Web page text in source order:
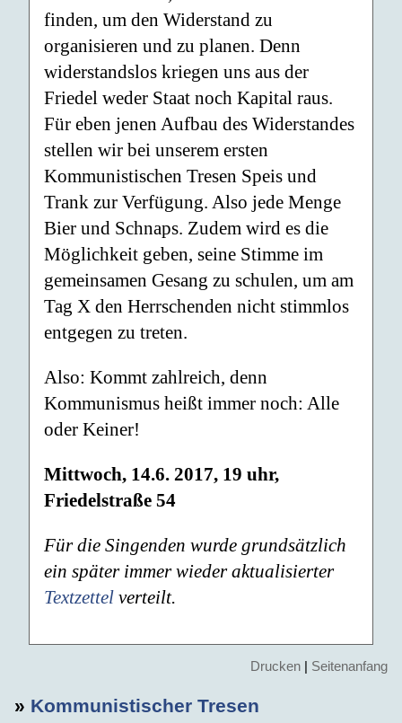
finden, um den Widerstand zu
organisieren und zu planen. Denn
widerstandslos kriegen uns aus der
Friedel weder Staat noch Kapital raus.
Für eben jenen Aufbau des Widerstandes
stellen wir bei unserem ersten
Kommunistischen Tresen Speis und
Trank zur Verfügung. Also jede Menge
Bier und Schnaps. Zudem wird es die
Möglichkeit geben, seine Stimme im
gemeinsamen Gesang zu schulen, um am
Tag X den Herrschenden nicht stimmlos
entgegen zu treten.
Also: Kommt zahlreich, denn
Kommunismus heißt immer noch: Alle
oder Keiner!
Mittwoch, 14.6. 2017, 19 uhr,
Friedelstraße 54
Für die Singenden wurde grundsätzlich
ein später immer wieder aktualisierter
Textzettel verteilt.
Drucken | Seitenanfang
» Kommunistischer Tresen